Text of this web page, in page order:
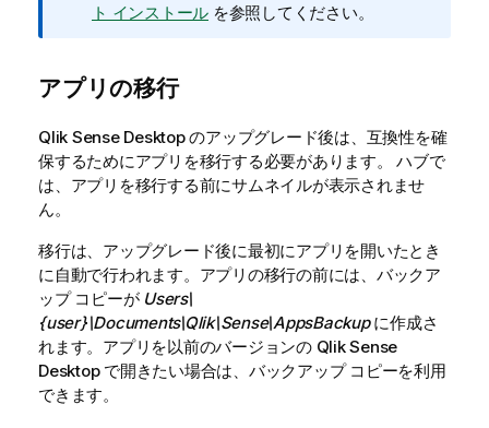
メ
ト インストール を参照してください。
アプリの移行
Qlik Sense Desktopのアップグレード後は、互換性を確
保するためにアプリを移行する必要があります。 ハブで
は、アプリを移行する前にサムネイルが表示されませ
ん。
移行は、アップグレード後に最初にアプリを開いたとき
に自動で行われます。アプリの移行の前には、バックア
ップ コピーが Users\
{user}\Documents\Qlik\Sense\AppsBackupに作成さ
れます。アプリを以前のバージョンの Qlik Sense
Desktopで開きたい場合は、バックアップ コピーを利用
できます。